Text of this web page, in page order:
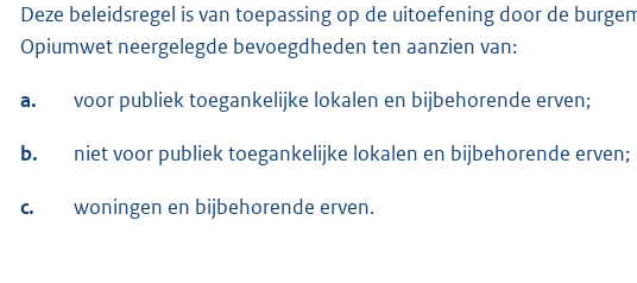
Deze beleidsregel is van toepassing op de uitoefening door de
Opiumwet neergelegde bevoegdheden ten aanzien van:
a. voor publiek toegankelijke lokalen en bijbehorende erven;
b. niet voor publiek toegankelijke lokalen en bijbehorende erven;
c. woningen en bijbehorende erven.